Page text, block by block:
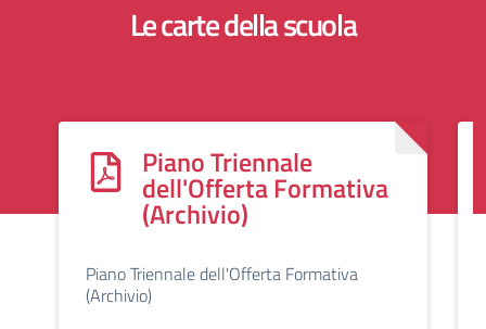
Le carte della scuola
Piano Triennale
dell'Offerta Formativa
(Archivio)
Piano Triennale dell'Offerta Formativa
(Archivio)